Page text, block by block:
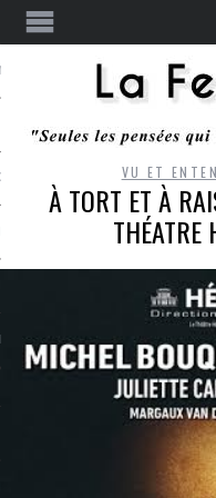
RESTER VU ET
À TORT ET À
THÉATRE